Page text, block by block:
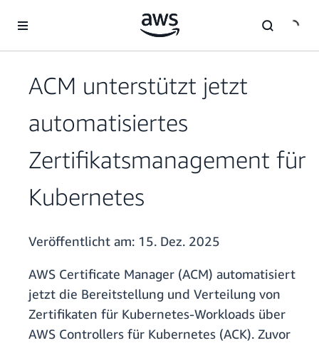
Überspringen zum Hauptinhalt
ACM unterstützt jetzt
automatisiertes
Zertifikatsmanagement für
Kubernetes
Veröffentlicht am: 15. Dez. 2025
AWS Certificate Manager (ACM) automatisiert
jetzt die Bereitstellung und Verteilung von
Zertifikaten für Kubernetes-Workloads über
AWS Controllers für Kubernetes (ACK). Zuvor